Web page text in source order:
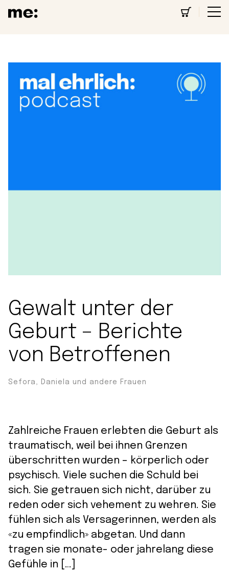
Gewalt unter der
Geburt – Berichte
von Betroffenen
Sefora, Daniela und andere Frauen
Zahlreiche Frauen erlebten die Geburt als
traumatisch, weil bei ihnen Grenzen
überschritten wurden – körperlich oder
psychisch. Viele suchen die Schuld bei
sich. Sie getrauen sich nicht, darüber zu
reden oder sich vehement zu wehren. Sie
fühlen sich als Versagerinnen, werden als
«zu empfindlich» abgetan. Und dann
tragen sie monate- oder jahrelang diese
Gefühle in […]